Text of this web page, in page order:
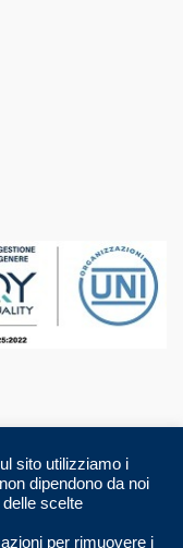
by
sito utilizziamo i
dipendono da noi
scelte
per rimuovere i